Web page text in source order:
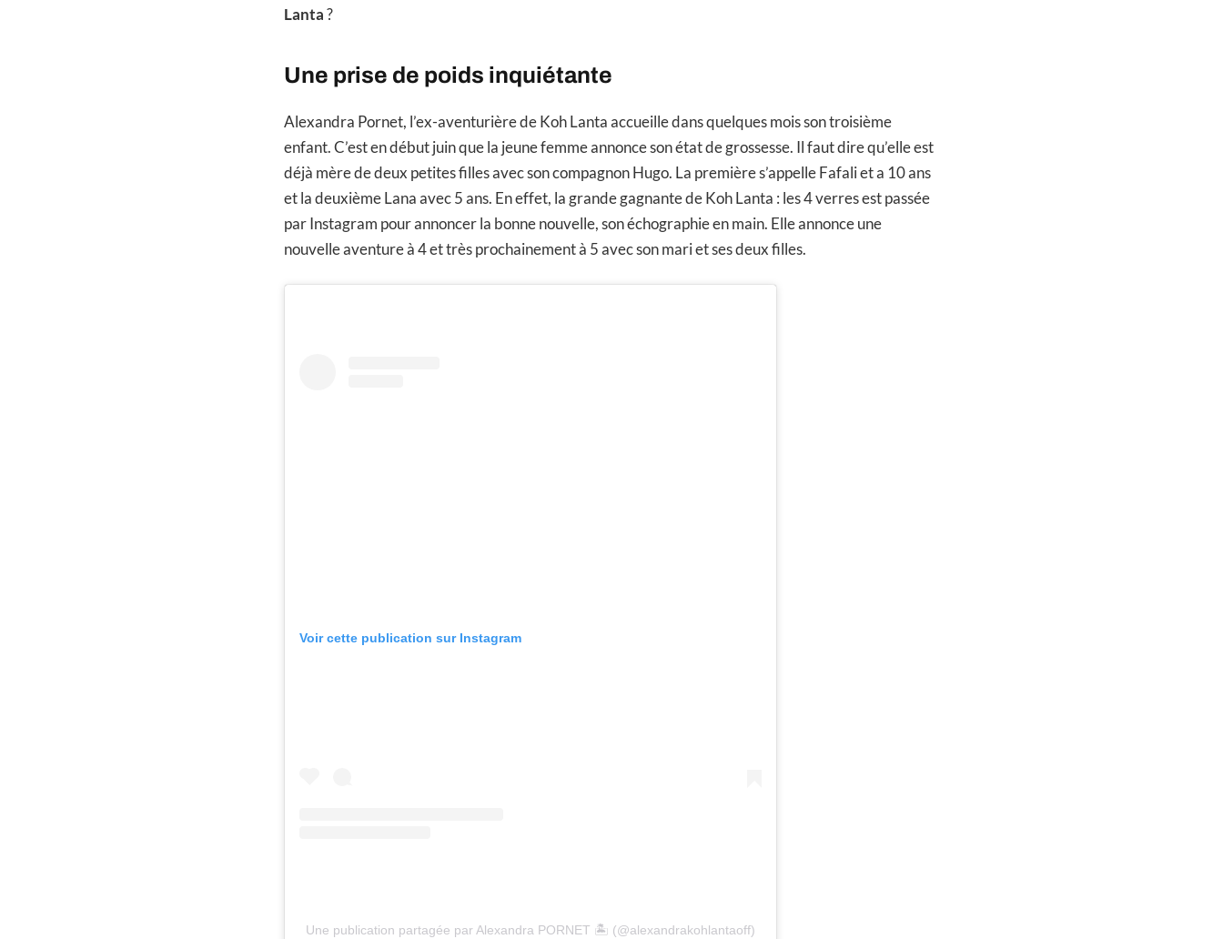
Lanta ?
Une prise de poids inquiétante
Alexandra Pornet, l’ex-aventurière de Koh Lanta accueille dans quelques mois son troisième
enfant. C’est en début juin que la jeune femme annonce son état de grossesse. Il faut dire qu’elle est
déjà mère de deux petites filles avec son compagnon Hugo. La première s’appelle Fafali et a 10 ans
et la deuxième Lana avec 5 ans. En effet, la grande gagnante de Koh Lanta : les 4 verres est passée
par Instagram pour annoncer la bonne nouvelle, son échographie en main. Elle annonce une
nouvelle aventure à 4 et très prochainement à 5 avec son mari et ses deux filles.
Voir cette publication sur Instagram
Une publication partagée par Alexandra PORNET 🏝 (@alexandrakohlantaoff)